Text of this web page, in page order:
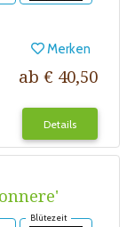
Merken
ab € 40,50
Details
Blütezeit